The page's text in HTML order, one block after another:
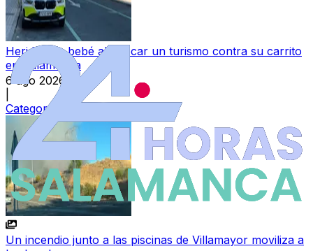
Herida una bebé al chocar un turismo contra su carrito
en Salamanca
6 ago 2026
Categoría:
Un incendio junto a las piscinas de Villamayor moviliza a